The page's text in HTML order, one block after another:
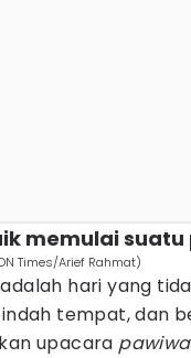
memulai
Times/Arief Rahmat)
hari yang
tempat, dan
upacara